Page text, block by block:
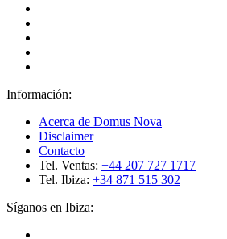
Información:
Acerca de Domus Nova
Disclaimer
Contacto
Tel. Ventas: +44 207 727 1717
Tel. Ibiza: +34 871 515 302
Síganos en Ibiza: